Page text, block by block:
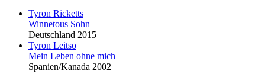
Tyron Ricketts
Winnetous Sohn
Deutschland 2015
Tyron Leitso
Mein Leben ohne mich
Spanien/Kanada 2002